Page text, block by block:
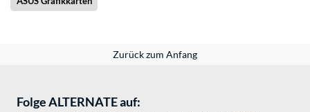
Zurück zum Anfang
Folge ALTERNATE auf: